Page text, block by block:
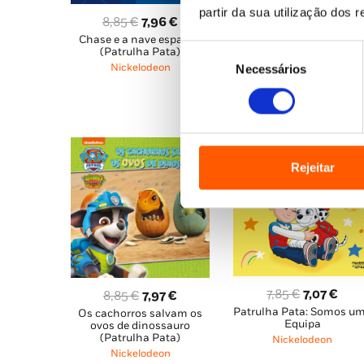
partir da sua utilização dos
consentimento
Necessários
Rejeitar
8,85€ O
preço
original
7,96€
preço
atual
Chase e a nave espacial
(Patrulha Pata)
Nickelodeon
original
Nickelodeon
8,85€ O
preço
original
era:
7,97€
preço
atual
Os cachorros salvam os
ovos de dinossauro
(Patrulha Pata)
Nickelodeon
7,85€O
preço
original
7,07€
Patrulha Pata: Somos
Equipa
Nickelodeon